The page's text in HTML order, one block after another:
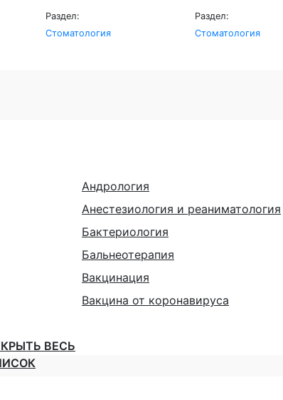
Раздел:
Стоматология
Раздел:
Стоматология
Андрология
Анестезиология и реаниматология
Бактериология
Бальнеотерапия
Вакцинация
Вакцина от коронавируса
ВЕСЬ